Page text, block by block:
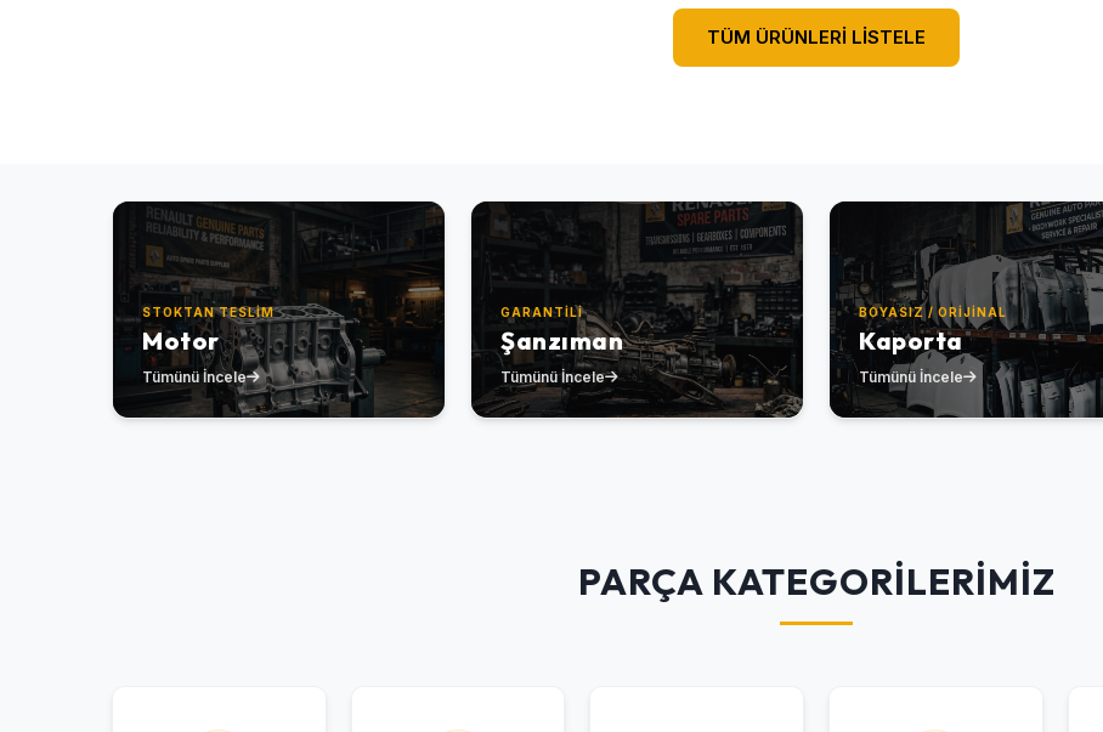
TÜM ÜRÜNLERİ LİSTELE
STOKTAN TESLIM
Motor
Tümünü İncele
GARANTILI
Şanzıman
Tümünü İncele
BOYASIZ / ORIJINAL
Kaporta
Tümünü İncele
PARÇA KATEGORİLERİMİZ